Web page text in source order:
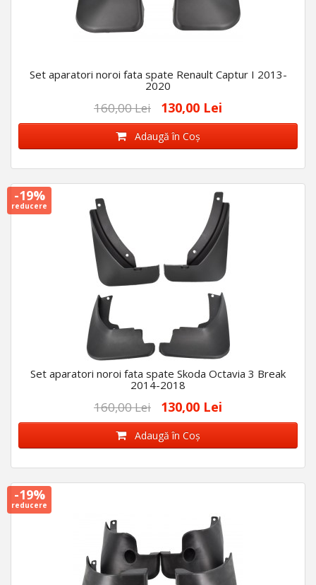
Set aparatori noroi fata spate Renault Captur I 2013-
2020
160,00 Lei 130,00 Lei
Adaugă în Coş
-19%
reducere
Set aparatori noroi fata spate Skoda Octavia 3 Break
2014-2018
160,00 Lei 130,00 Lei
Adaugă în Coş
-19%
reducere